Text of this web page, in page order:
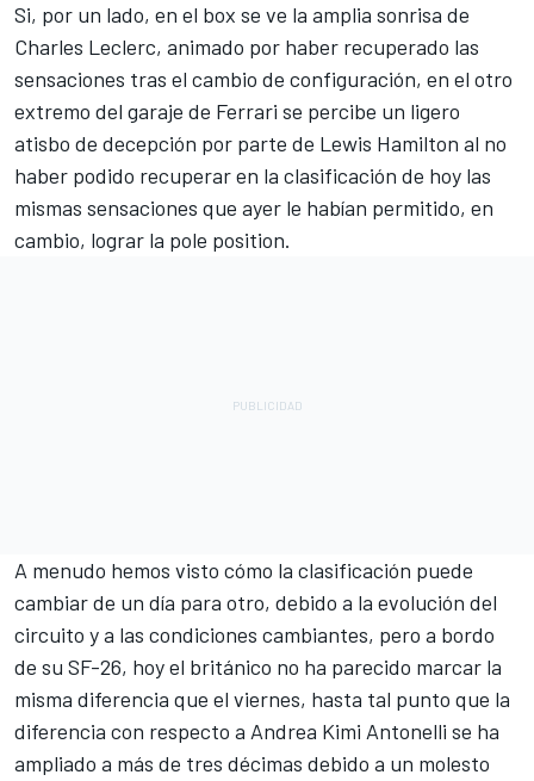
Si, por un lado, en el box se ve la amplia sonrisa de
Charles Leclerc, animado por haber recuperado las
sensaciones tras el cambio de configuración, en el otro
extremo del garaje de Ferrari se percibe un ligero
atisbo de decepción por parte de Lewis Hamilton al no
haber podido recuperar en la clasificación de hoy las
mismas sensaciones que ayer le habían permitido, en
cambio, lograr la pole position.
A menudo hemos visto cómo la clasificación puede
cambiar de un día para otro, debido a la evolución del
circuito y a las condiciones cambiantes, pero a bordo
de su SF-26, hoy el británico no ha parecido marcar la
misma diferencia que el viernes, hasta tal punto que la
diferencia con respecto a Andrea Kimi Antonelli se ha
ampliado a más de tres décimas debido a un molesto